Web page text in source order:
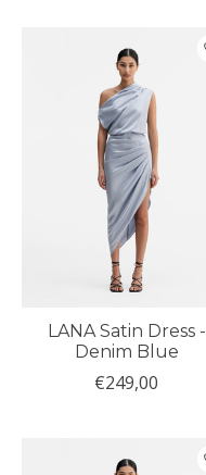
LANA Satin Dress -
Denim Blue
€249,00